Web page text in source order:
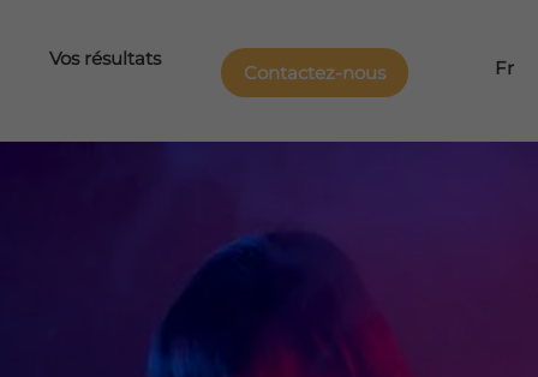
Vos résultats
Contactez-nous Fr